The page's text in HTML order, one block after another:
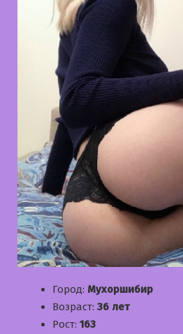
Город: Мухоршибир
Возраст: 36 лет
Рост: 163